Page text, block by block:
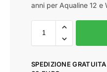
anni per Aqualine 12 e
SPEDIZIONE